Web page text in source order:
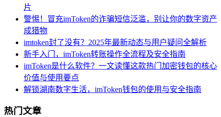
片
警惕！冒充imToken的诈骗短信泛滥，别让你的数字资产
成猎物
imtoken封了没有？2025年最新动态与用户疑问全解析
新手入门，imToken转账操作全流程及安全指南
imToken是什么软件？一文读懂这款热门加密钱包的核心
价值与使用要点
解锁湖南数字生活，imToken钱包的使用与安全指南
热门文章